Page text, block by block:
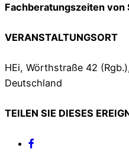
Fachberatungszeiten
VERANSTALTUNGSORT
HEi, Wörthstraße 42
Deutschland
TEILEN SIE DIESES